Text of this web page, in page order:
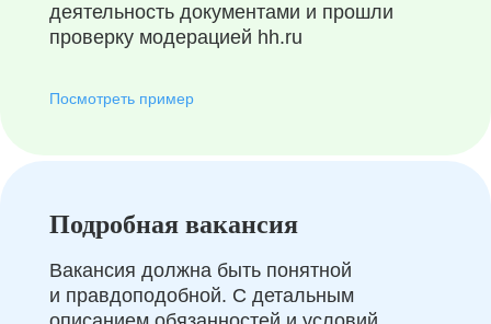
деятельность документами и прошли
проверку модерацией hh.ru
Посмотреть пример
Подробная вакансия
Вакансия должна быть понятной
и правдоподобной. С детальным